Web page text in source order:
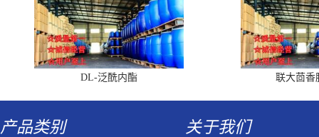
DL-泛酰内酯 联大茴香
产品类别 关于我们